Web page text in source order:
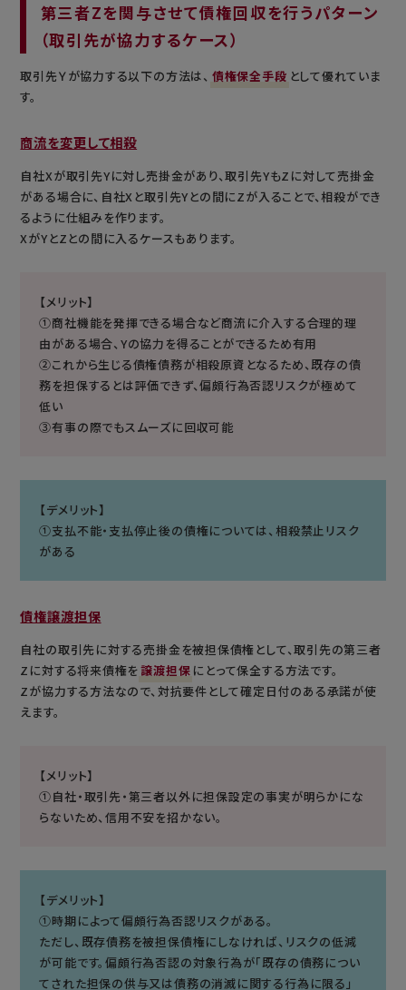
第三者Zを関与させて債権回収を行うパターン
（取引先が協力するケース）
取引先Ｙが協力する以下の方法は、 債権保全手段 として優れていま
す。
商流を変更して相殺
自社Xが取引先Yに対し売掛金があり、取引先YもZに対して売掛金
がある場合に、自社Xと取引先Yとの間にZが入ることで、相殺ができ
るように仕組みを作ります。
XがYとZとの間に入るケースもあります。
【メリット】
①商社機能を発揮できる場合など商流に介入する合理的理
由がある場合、Yの協力を得ることができるため有用
②これから生じる債権債務が相殺原資となるため、既存の債
務を担保するとは評価できず、偏頗行為否認リスクが極めて
低い
③有事の際でもスムーズに回収可能
【デメリット】
①支払不能・支払停止後の債権については、相殺禁止リスク
がある
債権譲渡担保
自社の取引先に対する売掛金を被担保債権として、取引先の第三者
Zに対する将来債権を譲渡担保 にとって保全する方法です。
Zが協力する方法なので、対抗要件として確定日付のある承諾が使
えます。
【メリット】
①自社・取引先・第三者以外に担保設定の事実が明らかにな
らないため、信用不安を招かない。
【デメリット】
①時期によって偏頗行為否認リスクがある。
ただし、既存債務を被担保債権にしなければ、リスクの低減
が可能です。偏頗行為否認の対象行為が「既存の債務につい
てされた担保の供与又は債務の消滅に関する行為に限る」